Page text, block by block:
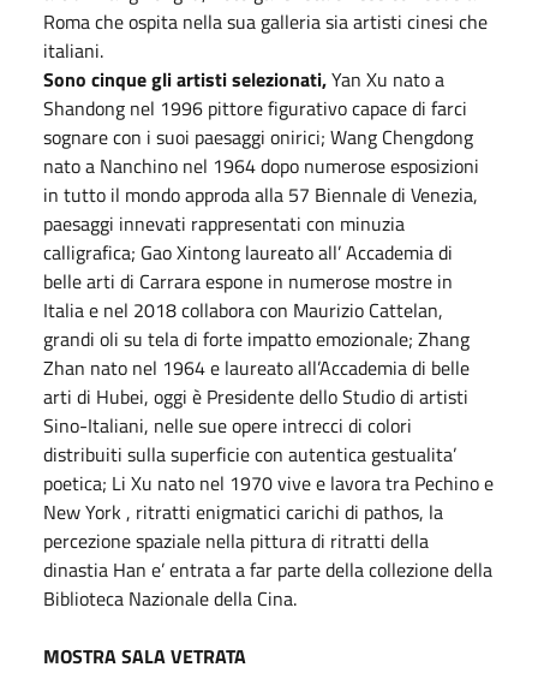
Roma che ospita nella sua galleria sia artisti cinesi che
italiani.
Sono cinque gli artisti selezionati,Yan Xu nato a
Shandong nel 1996 pittore figurativo capace di farci
sognare con i suoi paesaggi onirici; Wang Chengdong
nato a Nanchino nel 1964 dopo numerose esposizioni
in tutto il mondo approda alla 57 Biennale di Venezia,
paesaggi innevati rappresentati con minuzia
calligrafica; Gao Xintong laureato all’ Accademia di
belle arti di Carrara espone in numerose mostre in
Italia e nel 2018 collabora con Maurizio Cattelan,
grandi oli su tela di forte impatto emozionale; Zhang
Zhan nato nel 1964 e laureato all’Accademia di belle
arti di Hubei, oggi è Presidente dello Studio di artisti
Sino-Italiani, nelle sue opere intrecci di colori
distribuiti sulla superficie con autentica gestualita’
poetica; Li Xu nato nel 1970 vive e lavora tra Pechino e
New York , ritratti enigmatici carichi di pathos, la
percezione spaziale nella pittura di ritratti della
dinastia Han e’ entrata a far parte della collezione della
Biblioteca Nazionale della Cina.
MOSTRA SALA VETRATA